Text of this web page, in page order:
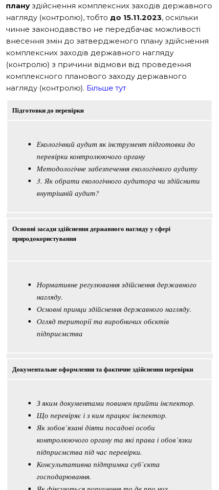
плану здійснення комплексних заходів державного
нагляду (контролю), тобто до 15.11.2023, оскільки
чинне законодавство не передбачає можливості
внесення змін до затвердженого плану здійснення
комплексних заходів державного нагляду
(контролю) з причини відмови від проведення
комплексного планового заходу державного
нагляду (контролю). Більше тут
Підготовки до перевірки
Екологічний аудит як інструмент підготовки до
перевірки контролюючого органу
Методологічне забезпечення екологічного аудиту
3. Як обрати екологічного аудитора чи здійснити
внутрішній аудит?
Основні засади здійснення державного нагляду у сфері
природокористування
Нормативне регулювання здійснення державного
нагляду.
Основні принци здійснення державного нагляду.
Огляд території та виробничих обєктів
підприємства
Документальне оформлення та фактичне здійснення перевірки
З яким документами повинен прийти інспектор.
Що перевіряє і з ким працює інспектор.
Як зобов’язані діяти посадові особи
контролюючого органу та які права і обов’язки
підприємства під час перевірки.
Консультативна підтримка суб’єкта
господарювання.